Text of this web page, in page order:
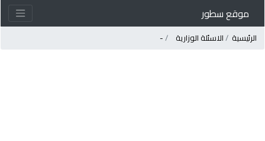
موقع سطور
الرئيسية الاسئلة الوزارية -